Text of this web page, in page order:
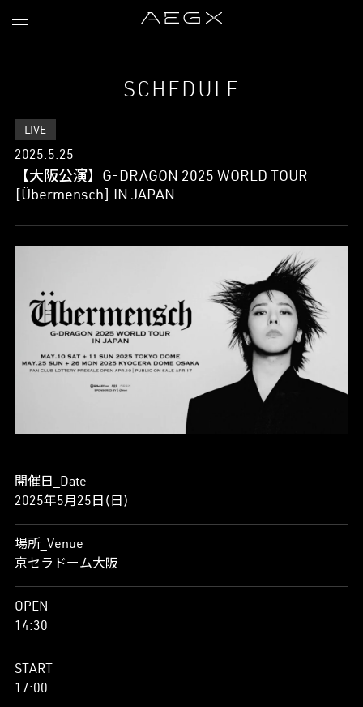
SCHEDULE
LIVE
2025.5.25
【大阪公演】G-DRAGON 2025 WORLD TOUR
[Übermensch] IN JAPAN
開催日_Date
2025年5月25日(日)
場所_Venue
京セラドーム大阪
OPEN
14:30
START
17:00